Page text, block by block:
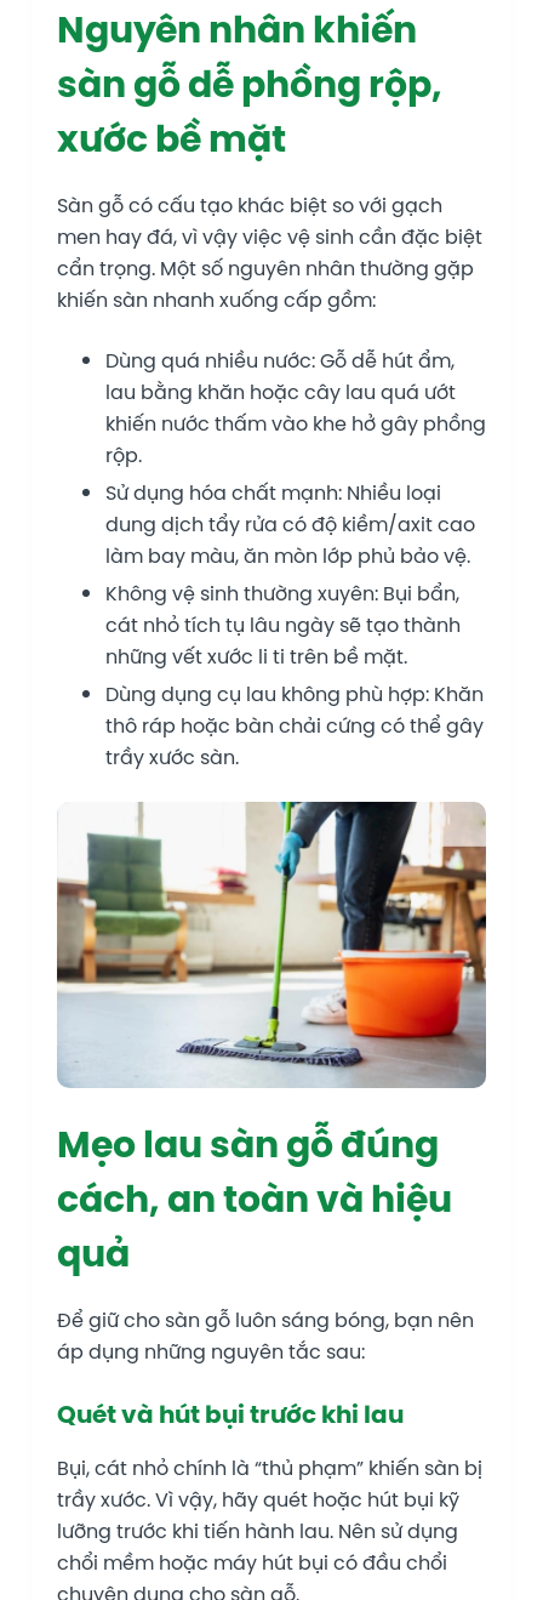
Nguyên nhân khiến
sàn gỗ dễ phồng rộp,
xước bề mặt
Sàn gỗ có cấu tạo khác biệt so với gạch
men hay đá, vì vậy việc vệ sinh cần đặc biệt
cẩn trọng. Một số nguyên nhân thường gặp
khiến sàn nhanh xuống cấp gồm:
Dùng quá nhiều nước: Gỗ dễ hút ẩm,
lau bằng khăn hoặc cây lau quá ướt
khiến nước thấm vào khe hở gây phồng
rộp.
Sử dụng hóa chất mạnh: Nhiều loại
dung dịch tẩy rửa có độ kiềm/axit cao
làm bay màu, ăn mòn lớp phủ bảo vệ.
Không vệ sinh thường xuyên: Bụi bẩn,
cát nhỏ tích tụ lâu ngày sẽ tạo thành
những vết xước li ti trên bề mặt.
Dùng dụng cụ lau không phù hợp: Khăn
thô ráp hoặc bàn chải cứng có thể gây
trầy xước sàn.
Mẹo lau sàn gỗ đúng
cách, an toàn và hiệu
quả
Để giữ cho sàn gỗ luôn sáng bóng, bạn nên
áp dụng những nguyên tắc sau:
Quét và hút bụi trước khi lau
Bụi, cát nhỏ chính là “thủ phạm” khiến sàn bị
trầy xước. Vì vậy, hãy quét hoặc hút bụi kỹ
lưỡng trước khi tiến hành lau. Nên sử dụng
chổi mềm hoặc máy hút bụi có đầu chổi
chuyên dụng cho sàn gỗ.